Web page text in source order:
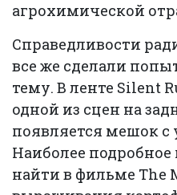
агрохимической
Справедливости
все же сделали
тему. В ленте Silent
одной из сцен на
появляется мешок
Наиболее
найти в фильме The